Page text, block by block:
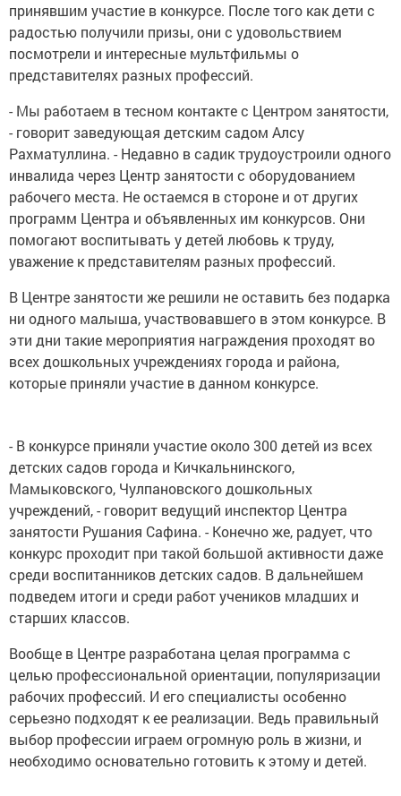
принявшим участие в конкурсе. После того как дети с
радостью получили призы, они с удовольствием
посмотрели и интересные мультфильмы о
представителях разных профессий.
- Мы работаем в тесном контакте с Центром занятости,
- говорит заведующая детским садом Алсу
Рахматуллина. - Недавно в садик трудоустроили одного
инвалида через Центр занятости с оборудованием
рабочего места. Не остаемся в стороне и от других
программ Центра и объявленных им конкурсов. Они
помогают воспитывать у детей любовь к труду,
уважение к представителям разных профессий.
В Центре занятости же решили не оставить без подарка
ни одного малыша, участвовавшего в этом конкурсе. В
эти дни такие мероприятия награждения проходят во
всех дошкольных учреждениях города и района,
которые приняли участие в данном конкурсе.
- В конкурсе приняли участие около 300 детей из всех
детских садов города и Кичкальнинского,
Мамыковского, Чулпановского дошкольных
учреждений, - говорит ведущий инспектор Центра
занятости Рушания Сафина. - Конечно же, радует, что
конкурс проходит при такой большой активности даже
среди воспитанников детских садов. В дальнейшем
подведем итоги и среди работ учеников младших и
старших классов.
Вообще в Центре разработана целая программа с
целью профессиональной ориентации, популяризации
рабочих профессий. И его специалисты особенно
серьезно подходят к ее реализации. Ведь правильный
выбор профессии играем огромную роль в жизни, и
необходимо основательно готовить к этому и детей.